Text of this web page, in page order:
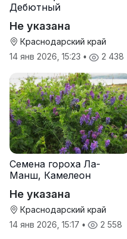
Дебютный
Не указана
Краснодарский край
14 янв 2026, 15:23 • 2 438
Семена гороха Ла-
Манш, Камелеон
Не указана
Краснодарский край
14 янв 2026, 15:17 • 2 558